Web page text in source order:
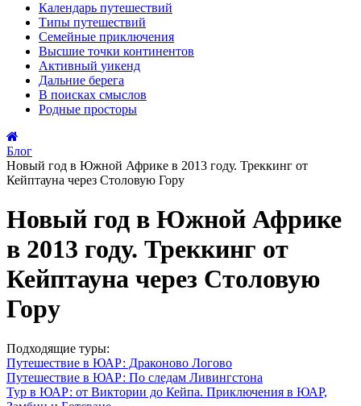
Календарь путешествий
Типы путешествий
Семейные приключения
Высшие точки континентов
Активный уикенд
Дальние берега
В поисках смыслов
Родные просторы
Блог
Новый год в Южной Африке в 2013 году. Треккинг от
Кейптауна через Столовую Гору
Новый год в Южной Африке
в 2013 году. Треккинг от
Кейптауна через Столовую
Гору
Подходящие туры:
Путешествие в ЮАР: Драконово Логово
Путешествие в ЮАР: По следам Ливингстона
Тур в ЮАР: от Виктории до Кейпа. Приключения в ЮАР,